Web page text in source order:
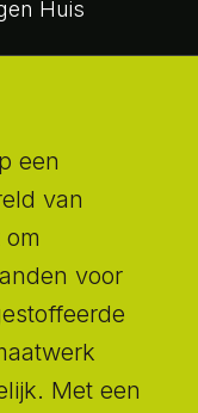
Huis
een
van
voor
Met een